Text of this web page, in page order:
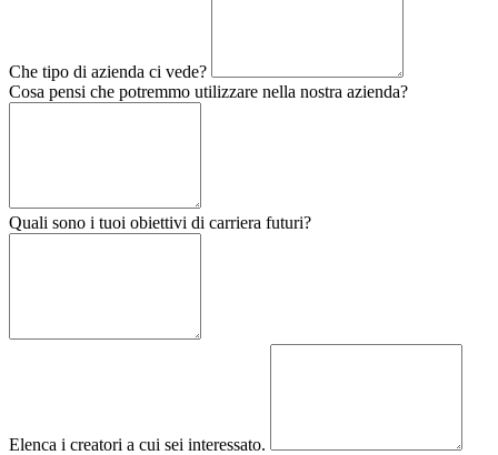
Che tipo di azienda ci vede?
Cosa pensi che potremmo utilizzare nella nostra azienda?
Quali sono i tuoi obiettivi di carriera futuri?
Elenca i creatori a cui sei interessato.